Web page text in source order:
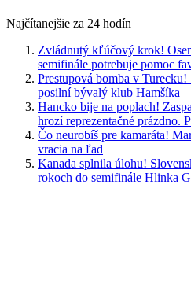
Najčítanejšie za 24 hodín
Zvládnutý kľúčový krok!
semifinále potrebuje pomoc
Prestupová bomba v
posilní bývalý klub Hamšíka
Hancko bije na poplach!
hrozí reprezentačné prázdno.
Čo neurobíš pre kamaráta!
vracia na ľad
Kanada splnila úlohu!
rokoch do semifinále Hlinka